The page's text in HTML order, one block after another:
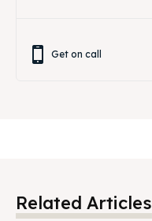
Get on call
Related Articles